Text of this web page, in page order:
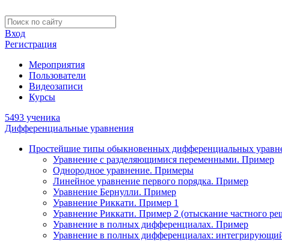
Вход
Регистрация
Мероприятия
Пользователи
Видеозаписи
Курсы
5493 ученика
Дифференциальные уравнения
Простейшие типы обыкновенных дифференциальных
Уравнение с разделяющимися переменными. Пример
Однородное уравнение. Примеры
Линейное уравнение первого порядка. Пример
Уравнение Бернулли. Пример
Уравнение Риккати. Пример 1
Уравнение Риккати. Пример 2 (отыскание частного
Уравнение в полных дифференциалах. Пример
Уравнение в полных дифференциалах: